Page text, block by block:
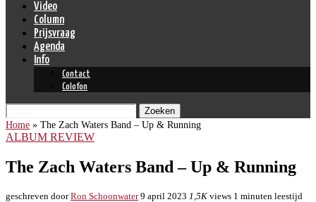
Video
Column
Prijsvraag
Agenda
Info
Contact
Colofon
Zoeken
Home » The Zach Waters Band – Up & Running
ALBUM REVIEW
The Zach Waters Band – Up & Running
geschreven doorRon Schoonwater 9 april 2023 1,5K views 1 minuten leestijd